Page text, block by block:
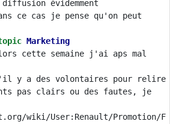
ce cas je pense qu'on peut
Marketing
cette semaine j'ai aps mal
y a des volontaires pour relire
pas clairs ou des fautes, je
wiki/User:Renault/Promotion/F